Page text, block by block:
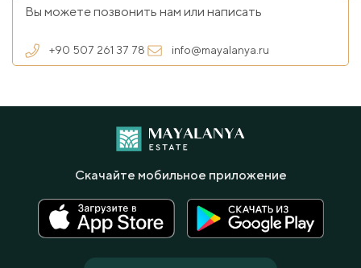
Вы можете позвонить нам или написать
+90 507 261 37 78 info@mayalanya.ru
Скачайте мобильное приложение